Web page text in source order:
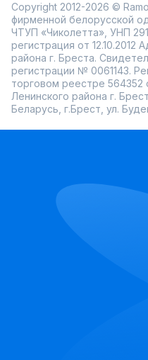
Copyright 2012-2026 ©
фирменной белорусской
ЧТУП «Чиколетта», УНП
регистрация от 12.10.2012
района г. Бреста.
регистрации № 0061143.
торговом реестре 564352
Ленинского района г.
Беларусь, г.Брест, ул.